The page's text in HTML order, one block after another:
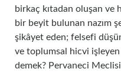
birkaç kıtadan oluşan ve
bir beyit bulunan nazım
şikâyet eden; felsefi
ve toplumsal hicvi
demek? Pervaneci